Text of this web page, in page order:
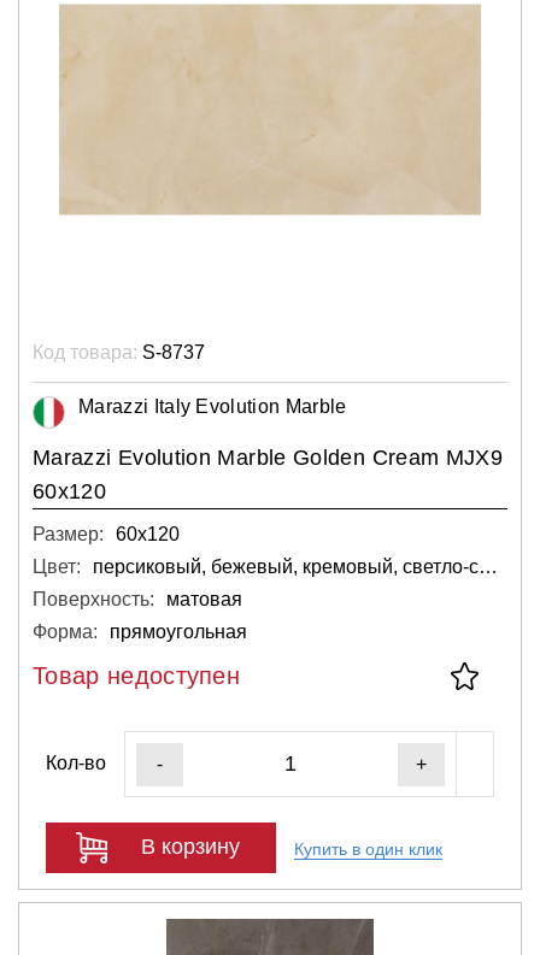
Код товара: S-8737
Marazzi Italy Evolution Marble
Marazzi Evolution Marble Golden Cream MJX9
60x120
Размер:
60х120
Цвет:
персиковый, бежевый, кремовый, светло-серый, светлый
Поверхность:
матовая
Форма:
прямоугольная
Товар недоступен
Кол-во - +
В корзину Купить в один клик